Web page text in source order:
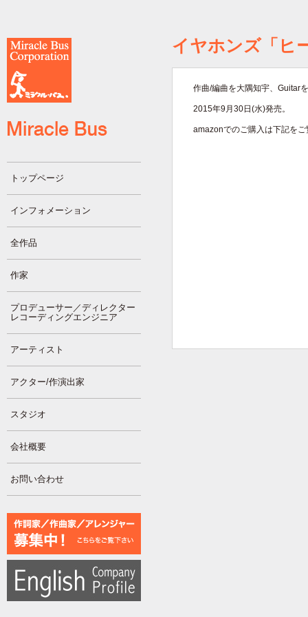
トップページ
インフォメーション
全作品
作家
プロデューサー／ディレクター
レコーディングエンジニア
アーティスト
アクター/作演出家
スタジオ
会社概要
お問い合わせ
イヤホンズ「ヒ
作曲/編曲を大隅知宇、Guitar
2015年9月30日(水)発売。
amazonでのご購入は下記をご